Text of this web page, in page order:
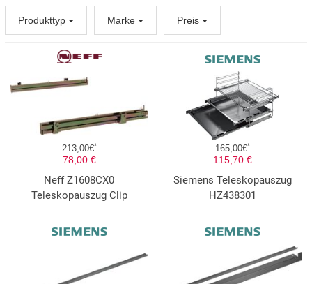
Produkttyp Marke Preis
213,00€*
78,00 €
Neff Z1608CX0
Teleskopauszug Clip
165,00€*
115,70 €
Siemens Teleskopauszug
HZ438301